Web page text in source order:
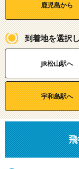
鹿児島から
到着地を選択
JR松山駅へ
宇和島駅へ
飛